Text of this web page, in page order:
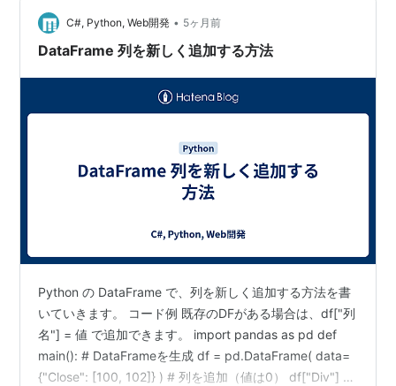
C#, Python, Web開発 • 5ヶ月前
DataFrame 列を新しく追加する方法
Python の DataFrame で、列を新しく追加する方法を書
いていきます。 コード例 既存のDFがある場合は、df["列
名"] = 値 で追加できます。 import pandas as pd def
main(): # DataFrameを生成 df = pd.DataFrame( data=
{"Close": [100, 102]} ) # 列を追加（値は0） df["Div"] =